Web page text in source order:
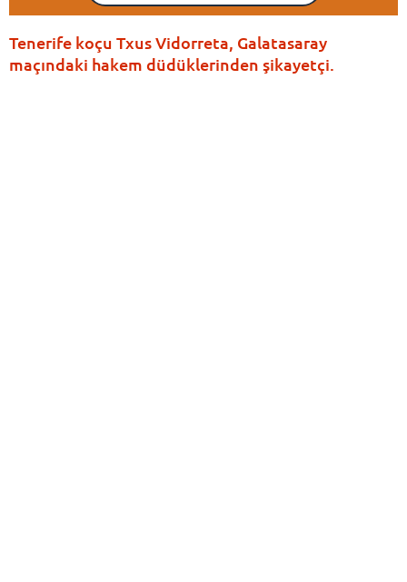
Tenerife koçu Txus Vidorreta, Galatasaray
maçındaki hakem düdüklerinden şikayetçi.